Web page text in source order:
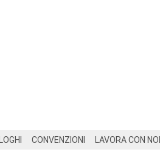
CONVENZIONI LAVORA CON NOI